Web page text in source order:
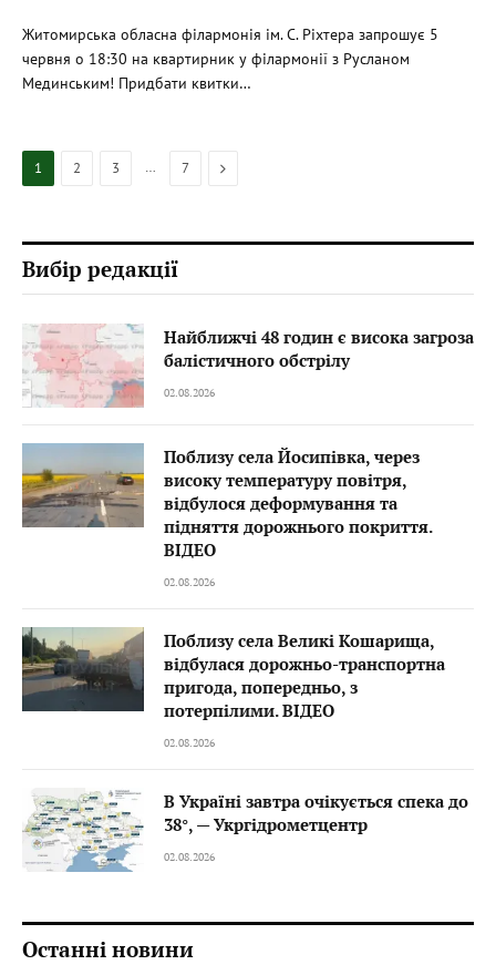
Житомирська обласна філармонія ім. С. Ріхтера запрошує 5
червня о 18:30 на квартирник у філармонії з Русланом
Мединським! Придбати квитки…
1 2 3 … 7 Next
Вибір редакції
Найближчі 48 годин є висока загроза
балістичного обстрілу
02.08.2026
Поблизу села Йосипівка, через
високу температуру повітря,
відбулося деформування та
підняття дорожнього покриття.
ВІДЕО
02.08.2026
Поблизу села Великі Кошарища,
відбулася дорожньо-транспортна
пригода, попередньо, з
потерпілими. ВІДЕО
02.08.2026
В Україні завтра очікується спека до
38°, — Укргідрометцентр
02.08.2026
Останні новини